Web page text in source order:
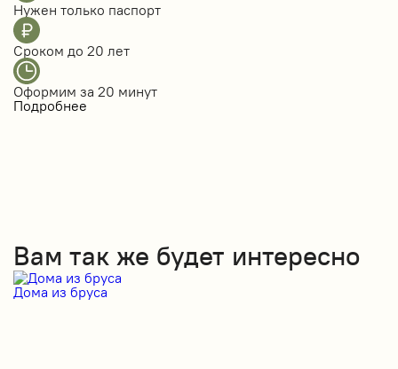
Нужен только паспорт
Сроком до 20 лет
Оформим за 20 минут
Подробнее
Вам так же будет интересно
Дома из бруса